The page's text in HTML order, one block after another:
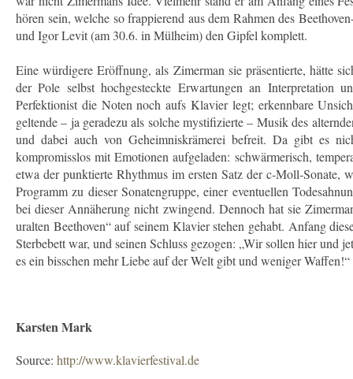
hören sein, welche so frappierend aus dem Rahmen des
und Igor Levit (am 30.6. in Mülheim) den Gipfel komplett.
Eine würdigere Eröffnung, als Zimerman sie präsentierte, hätte
der Pole selbst hochgesteckte Erwartungen an Interpretation
Perfektionist die Noten noch aufs Klavier legt; erkennbare
geltende – ja geradezu als solche mystifizierte – Musik des
und dabei auch von Geheimniskrämerei befreit. Da gibt es
kompromisslos mit Emotionen aufgeladen: schwärmerisch,
etwa der punktierte Rhythmus im ersten Satz der c-Moll-Sonate,
Programm zu dieser Sonatengruppe, einer eventuellen
bei dieser Annäherung nicht zwingend. Dennoch hat sie
uralten Beethoven“ auf seinem Klavier stehen gehabt. Anfang
Sterbebett war, und seinen Schluss gezogen: „Wir sollen hier und
es ein bisschen mehr Liebe auf der Welt gibt und weniger Waffen!“
Karsten Mark
Source: http://www.klavierfestival.de